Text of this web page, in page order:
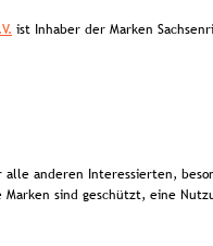
ist Inhaber der Marken
alle anderen Interessierten,
sind geschützt, eine